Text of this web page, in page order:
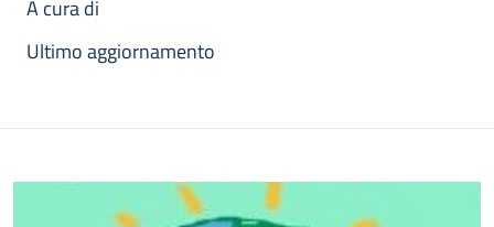
A cura di
Ultimo aggiornamento